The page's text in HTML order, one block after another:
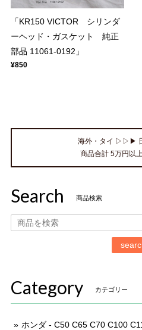
「KR150 VICTOR シリンダ
ーヘッド・ガスケット 純正
部品 11061-0192」
¥850
海外・タイ ▷▷▶
商品合計 5万円以
Search 商品検索
Category カテゴリー
ホンダ - C50 C65 C70 C100